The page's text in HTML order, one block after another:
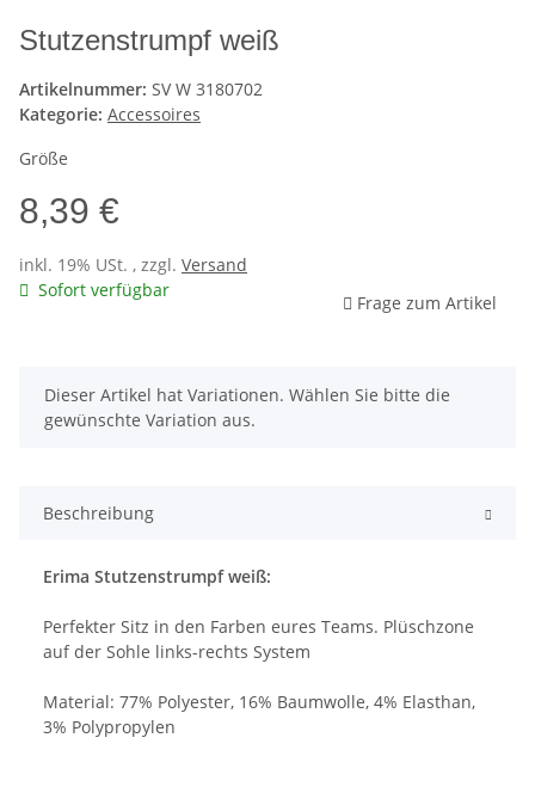
Stutzenstrumpf weiß
Artikelnummer: SV W 3180702
Kategorie: Accessoires
Größe
8,39 €
inkl. 19% USt. , zzgl. Versand
Sofort verfügbar
Frage zum Artikel
x
Dieser Artikel hat Variationen. Wählen Sie bitte die
gewünschte Variation aus.
Beschreibung
Erima Stutzenstrumpf weiß:
Perfekter Sitz in den Farben eures Teams. Plüschzone
auf der Sohle links-rechts System
Material: 77% Polyester, 16% Baumwolle, 4% Elasthan,
3% Polypropylen